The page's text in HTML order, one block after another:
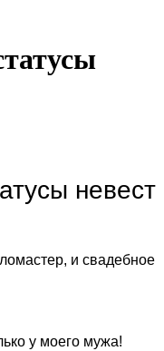
невест
и свадебное
у моего мужа!